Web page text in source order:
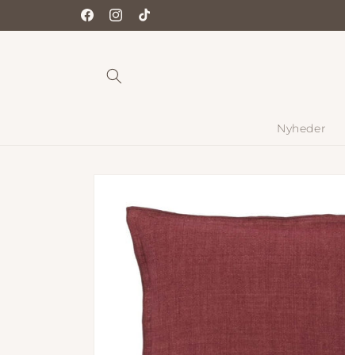
FacebookInstagram
TikTok
Nyheder